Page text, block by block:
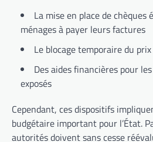
La mise en place de chèques
ménages à payer leurs factures
Le blocage temporaire du
Des aides financières pour
exposés
Cependant, ces dispositifs
budgétaire important pour l’État.
autorités doivent sans cesse